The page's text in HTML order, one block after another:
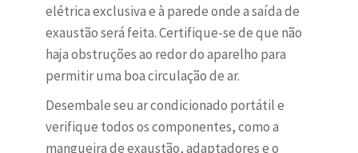
elétrica exclusiva e à parede onde a saída de
exaustão será feita. Certifique-se de que não
haja obstruções ao redor do aparelho para
permitir uma boa circulação de ar.
Desembale seu ar condicionado portátil e
verifique todos os componentes, como a
mangueira de exaustão, adaptadores e o